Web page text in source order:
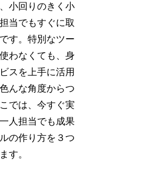
小回りのきく小
当でもすぐに取
す。特別なツー
わなくても、身
スを上手に活用
んな角度からつ
では、今すぐ実
人担当でも成果
の作り方を３つ
す。